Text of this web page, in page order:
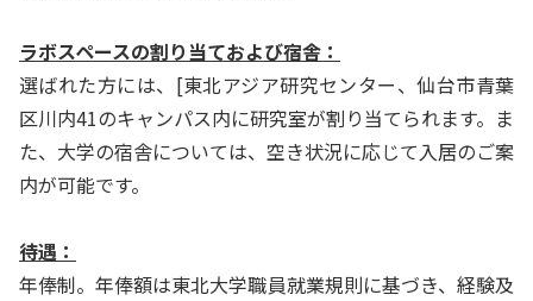
ラボスペースの割り当ておよび宿舎：
選ばれた方には、[東北アジア研究センター、仙台市青葉
区川内41のキャンパス内に研究室が割り当てられます。ま
た、大学の宿舎については、空き状況に応じて入居のご案
内が可能です。
待遇：
年俸制。年俸額は東北大学職員就業規則に基づき、経験及